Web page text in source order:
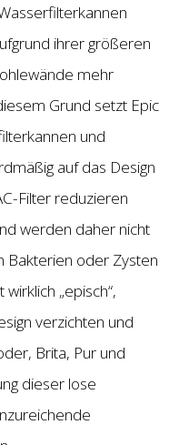
ihrer größeren
mehr
Grund setzt Epic
und
auf das Design
Filter reduzieren
werden daher nicht
Bakterien oder Zysten
„episch“,
verzichten und
Brita, Pur und
dieser lose